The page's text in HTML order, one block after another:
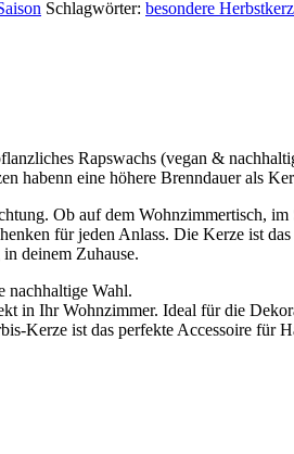
Schlagwörter: besondere
Rapswachs (vegan &
eine höhere Brenndauer als
Ob auf dem Wohnzimmertisch,
für jeden Anlass. Die Kerze ist
deinem Zuhause.
nachhaltige Wahl.
in Ihr Wohnzimmer. Ideal für die
Kerze ist das perfekte Accessoire für